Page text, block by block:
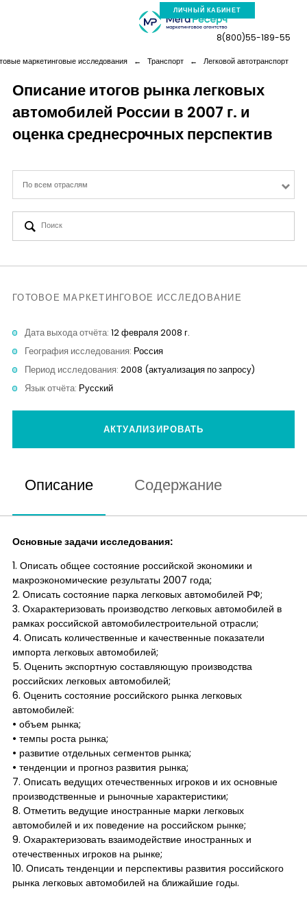
ЛИЧНЫЙ КАБИНЕТ
Компания
Новая реальность
Кейсы
8(800)55-189-55
маркетинговые исследования ← Транспорт ← Легковой автотранспорт
Описание итогов рынка легковых
автомобилей России в 2007 г. и
оценка среднесрочных перспектив
По всем отраслям
ГОТОВОЕ МАРКЕТИНГОВОЕ ИССЛЕДОВАНИЕ
Дата выхода отчёта: 12 февраля 2008 г.
География исследования: Россия
Период исследования: 2008 (актуализация по запросу)
Язык отчёта: Русский
АКТУАЛИЗИРОВАТЬ
Описание Содержание
Основные задачи исследования:
1. Описать общее состояние российской экономики и
макроэкономические результаты 2007 года;
2. Описать состояние парка легковых автомобилей РФ;
3. Охарактеризовать производство легковых автомобилей в
рамках российской автомобилестроительной отрасли;
4. Описать количественные и качественные показатели
импорта легковых автомобилей;
5. Оценить экспортную составляющую производства
российских легковых автомобилей;
6. Оценить состояние российского рынка легковых
автомобилей:
• объем рынка;
• темпы роста рынка;
• развитие отдельных сегментов рынка;
• тенденции и прогноз развития рынка;
7. Описать ведущих отечественных игроков и их основные
производственные и рыночные характеристики;
8. Отметить ведущие иностранные марки легковых
автомобилей и их поведение на российском рынке;
9. Охарактеризовать взаимодействие иностранных и
отечественных игроков на рынке;
10. Описать тенденции и перспективы развития российского
рынка легковых автомобилей на ближайшие годы.